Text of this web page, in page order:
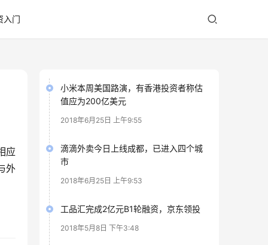
入门
应
外
小米本周美国路演，有香港投资者称估
值应为200亿美元
2018年6月25日 上午9:55
滴滴外卖今日上线成都，已进入四个城
市
2018年6月25日 上午9:53
工品汇完成2亿元B1轮融资，京东领投
2018年5月8日 下午3:48